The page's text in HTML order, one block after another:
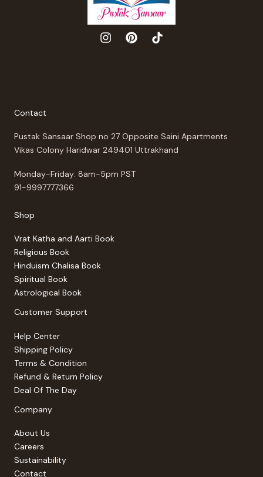
Contact
Pustak Sansaar Shop no 27 Opposite Saini Apartments
Vikas Colony Haridwar 249401 Uttrakhand
Monday-Friday: 8am-5pm PST
91-9997777366
Shop
Vrat Katha and Aarti Book
Religious Book
Hinduism Chalisa Book
Spiritual Book
Astrological Book
Customer Support
Help Center
Shipping Policy
Terms & Condition
Refund & Return Policy
Deal Of The Day
Company
About Us
Careers
Sustainability
Contact